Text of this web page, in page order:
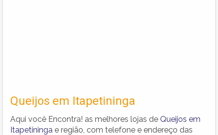
Queijos em Itapetininga
Aqui você Encontra! as melhores lojas de Queijos em
Itapetininga e região, com telefone e endereço das